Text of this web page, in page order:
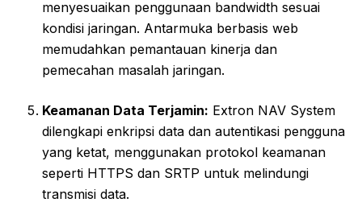
menyesuaikan penggunaan bandwidth sesuai
kondisi jaringan. Antarmuka berbasis web
memudahkan pemantauan kinerja dan
pemecahan masalah jaringan.
Keamanan Data Terjamin: Extron NAV System
dilengkapi enkripsi data dan autentikasi pengguna
yang ketat, menggunakan protokol keamanan
seperti HTTPS dan SRTP untuk melindungi
transmisi data.